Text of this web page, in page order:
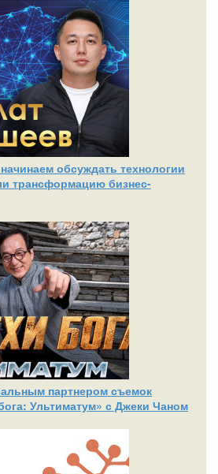
обсуждать технологии
трансформацию бизнес-
партнером съемок
Ультиматум» с Джеки Чаном